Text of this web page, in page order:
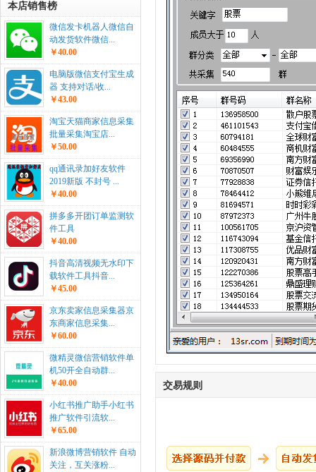
本店销售榜
微信发卡机器人微信自
动发货软件微信...
￥40.00
电脑版微信支付宝生成
器 支持对话/收...
￥43.00
淘宝天猫商家信息采集
批量采集淘宝店...
￥50.00
qq通讯录加好友软件
2019新版 不封号 ...
￥40.00
拼多多开团订单监测软
件工具
￥40.00
抖音高清视频无水印下
载软件工具抖音...
￥45.00
京东卖家信息采集器京
东商家信息采集...
￥60.00
微精灵微信营销软件单
机50开全自动群...
￥40.00
小红书推广助手小红书
推广软件引流软...
￥65.00
新浪微博营销软件 自动
关注，互关涨粉...
交易规则